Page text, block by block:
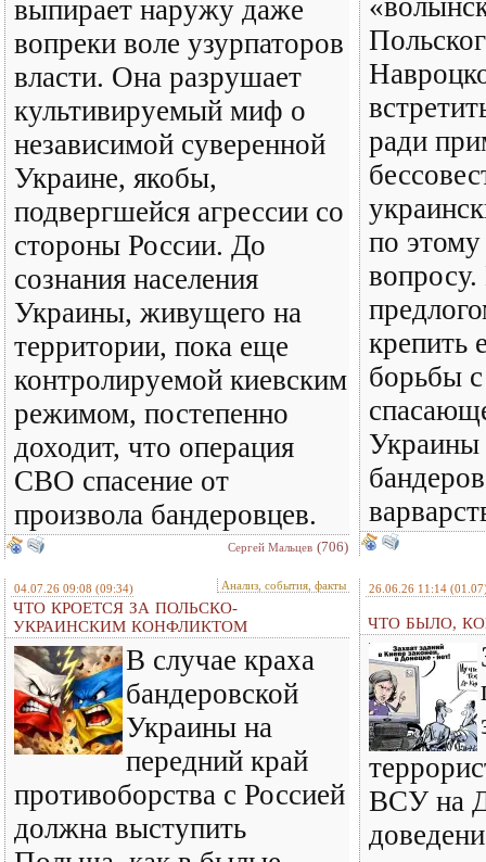
выпирает наружу даже
вопреки воле узурпаторов
власти. Она разрушает
культивируемый миф о
независимой суверенной
Украине, якобы,
подвергшейся агрессии со
стороны России. До
сознания населения
Украины, живущего на
территории, пока еще
контролируемой киевским
режимом, постепенно
доходит, что операция
СВО спасение от
произвола бандеровцев.
Сергей Мальцев (706)
ради
по
крепить
борьбы
Украины
04.07.26 09:08 (09:34) Анализ, события, факты
ЧТО КРОЕТСЯ ЗА ПОЛЬСКО-
УКРАИНСКИМ КОНФЛИКТОМ
В случае краха
бандеровской
Украины на
передний край
противоборства с Россией
должна выступить
26.06.26 11:14
ЧТО БЫЛО,
ВСУ на